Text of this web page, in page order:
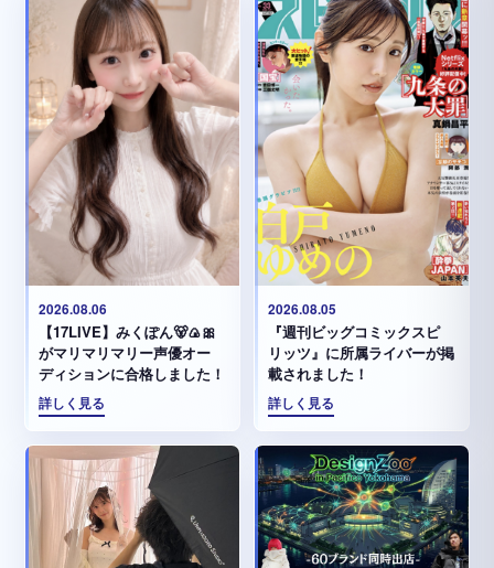
2026.08.06
【17LIVE】みくぽん🐻🍙🎀
がマリマリマリー声優オー
ディションに合格しました！
詳しく見る
2026.08.05
『週刊ビッグコミックスピ
リッツ』に所属ライバーが掲
載されました！
詳しく見る